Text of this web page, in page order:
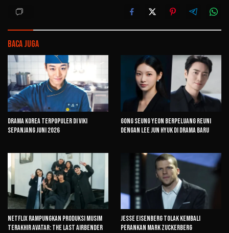
Baca Juga
Drama Korea Terpopuler di Viki
Sepanjang Juni 2026
Gong Seung Yeon Berpeluang Reuni
dengan Lee Jun Hyuk di Drama Baru
Netflix Rampungkan Produksi Musim
Terakhir Avatar: The Last Airbender
Jesse Eisenberg Tolak Kembali
Perankan Mark Zuckerberg